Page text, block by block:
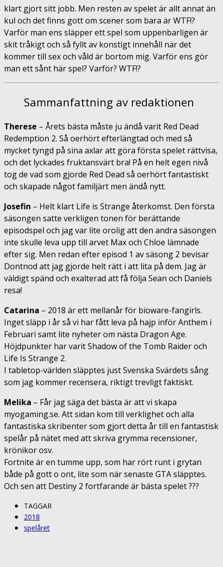
klart gjort sitt jobb. Men resten av spelet är allt annat än
kul och det finns gott om scener som bara är WTF!?
Varför man ens släpper ett spel som uppenbarligen är
skit tråkigt och så fyllt av konstigt innehåll när det
kommer till sex och våld är bortom mig. Varför ens gör
man ett sånt här spel? Varför? WTF!?
Sammanfattning av redaktionen
Therese – Årets bästa måste ju ändå varit Red Dead
Redemption 2. Så oerhört efterlängtad och med så
mycket tyngd på sina axlar att göra första spelet rättvisa,
och det lyckades fruktansvärt bra! På en helt egen nivå
tog de vad som gjorde Red Dead så oerhört fantastiskt
och skapade något familjärt men ändå nytt.
Josefin – Helt klart Life is Strange återkomst. Den första
säsongen satte verkligen tonen för berättande
episodspel och jag var lite orolig att den andra säsongen
inte skulle leva upp till arvet Max och Chloe lämnade
efter sig. Men redan efter episod 1 av säsong 2 bevisar
Dontnod att jag gjorde helt rätt i att lita på dem. Jag är
väldigt spänd och exalterad att få följa Sean och Daniels
resa!
Catarina – 2018 är ett mellanår för bioware-fangirls.
Inget släpp i år så vi har fått leva på hajp inför Anthem i
Februari samt lite nyheter om nästa Dragon Age.
Höjdpunkter har varit Shadow of the Tomb Raider och
Life Is Strange 2.
I tabletop-världen släpptes just Svenska Svärdets sång
som jag kommer recensera, riktigt trevligt faktiskt.
Melika – Får jag säga det bästa är att vi skapa
myogaming.se. Att sidan kom till verklighet och alla
fantastiska skribenter som gjort detta år till en fantastisk
spelår på nätet med att skriva grymma recensioner,
krönikor osv.
Fortnite är en tumme upp, som har rört runt i grytan
både på gott o ont, lite som när senaste GTA släpptes.
Och sen att Destiny 2 fortfarande är bästa spelet???
TAGGAR
2018
spelåret